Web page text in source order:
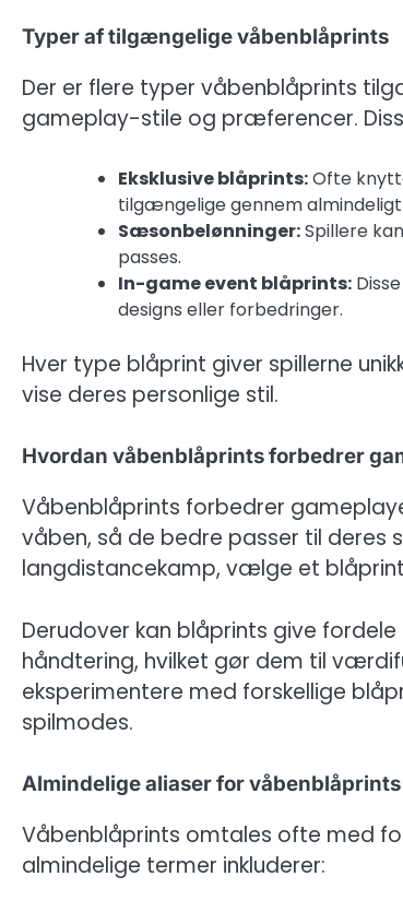
Typer af tilgængelige våbenblåprints
Der er flere typer våbenblåprints
gameplay-stile og præferencer.
Eksklusive blåprints:Ofte
tilgængelige gennem
Sæsonbelønninger:Spillere
passes.
In-game event blåprints:
designs eller forbedringer.
Hver type blåprint giver spillerne
vise deres personlige stil.
Hvordan våbenblåprints forbedrer
Våbenblåprints forbedrer
våben, så de bedre passer til deres
langdistancekamp, vælge et
Derudover kan blåprints give
håndtering, hvilket gør dem til
eksperimentere med forskellige
spilmodes.
Almindelige aliaser for våbenblåprints
Våbenblåprints omtales ofte med
almindelige termer inkluderer: